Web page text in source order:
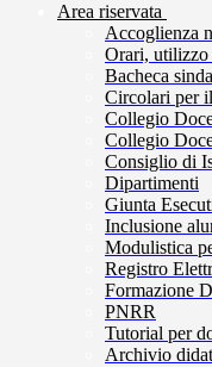
Area riservata
Accoglienza
Orari, utilizzo
Bacheca
Circolari per
Collegio
Collegio
Consiglio di
Dipartimenti
Giunta
Inclusione
Modulistica
Registro
Formazione
PNRR
Tutorial per
Archivio